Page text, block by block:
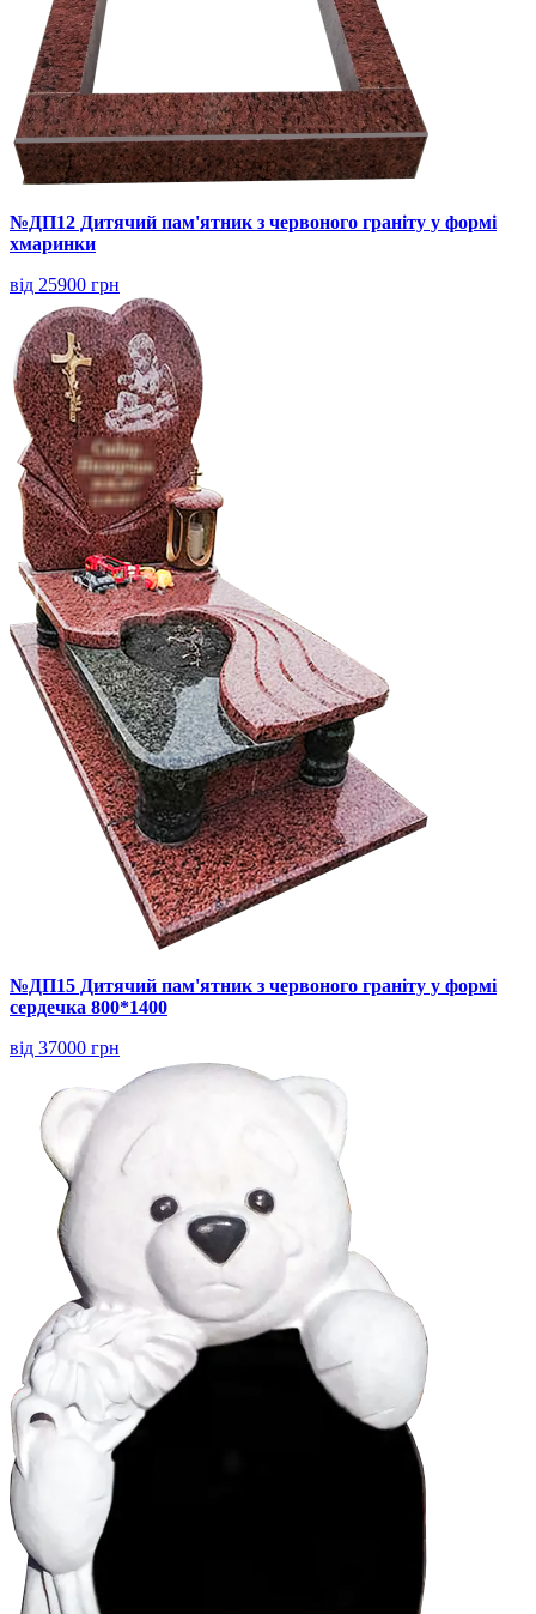
№ДП12 Дитячий пам'ятник з червоного граніту у формі
хмаринки
від 25900 грн
№ДП15 Дитячий пам'ятник з червоного граніту у формі
сердечка 800*1400
від 37000 грн